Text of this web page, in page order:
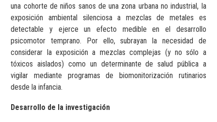
una cohorte de niños sanos de una zona urbana no industrial, la
exposición ambiental silenciosa a mezclas de metales es
detectable y ejerce un efecto medible en el desarrollo
psicomotor temprano. Por ello, subrayan la necesidad de
considerar la exposición a mezclas complejas (y no sólo a
tóxicos aislados) como un determinante de salud pública a
vigilar mediante programas de biomonitorización rutinarios
desde la infancia.
Desarrollo de la investigación